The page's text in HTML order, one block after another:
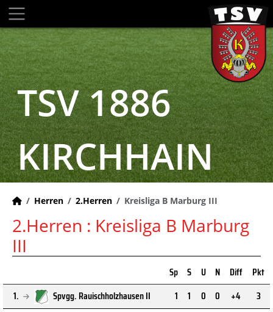
TSV 1886
KIRCHHAIN
Herren 2.Herren Kreisliga B Marburg III
2.Herren : Kreisliga B Marburg
III
Sp S U N Diff
Pkt
1.
Spvgg. Rauischholzhausen II 1 1 0 0 +4
3